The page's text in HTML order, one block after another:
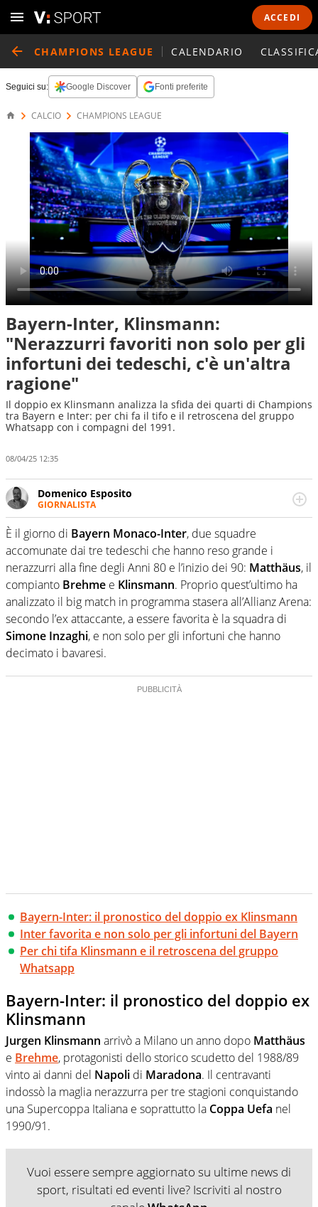
ACCEDI
CHAMPIONS LEAGUE CALENDARIO
Seguici su: Google Discover Fonti preferite
CALCIO CHAMPIONS LEAGUE
Bayern-Inter, Klinsmann:
"Nerazzurri favoriti non solo per gli
infortuni dei tedeschi, c'è un'altra
ragione"
Il doppio ex Klinsmann analizza la sfida dei quarti di Champions
tra Bayern e Inter: per chi fa il tifo e il retroscena del gruppo
Whatsapp con i compagni del 1991.
08/04/25 12:35
Domenico Esposito
GIORNALISTA
Da vent’anni in campo e sul campo per vivere ogni evento
in tutte le sue sfaccettature. Passione smisurata per il
calcio e per la sfera di cuoio. Il pallone è una cosa
serissima, guai a dirgli di no
È il giorno di Bayern Monaco-Inter, due squadre
accomunate dai tre tedeschi che hanno reso grande i
nerazzurri alla fine degli Anni 80 e l’inizio dei 90: Matthäus, il
compianto Brehme e Klinsmann. Proprio quest’ultimo ha
analizzato il big match in programma stasera all’Allianz Arena:
secondo l’ex attaccante, a essere favorita è la squadra di
Simone Inzaghi, e non solo per gli infortuni che hanno
decimato i bavaresi.
Bayern-Inter: il pronostico del doppio ex Klinsmann
Inter favorita e non solo per gli infortuni del Bayern
Per chi tifa Klinsmann e il retroscena del gruppo
Whatsapp
Bayern-Inter: il pronostico del doppio ex
Klinsmann
Jurgen Klinsmann arrivò a Milano un anno dopo Matthäus
e Brehme, protagonisti dello storico scudetto del 1988/89
vinto ai danni del Napoli di Maradona. Il centravanti
indossò la maglia nerazzurra per tre stagioni conquistando
una Supercoppa Italiana e soprattutto la Coppa Uefa nel
1990/91.
Vuoi essere sempre aggiornato su ultime news di
sport, risultati ed eventi live? Iscriviti al nostro